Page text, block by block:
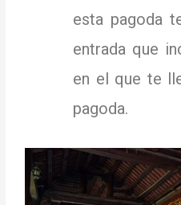
esta pagoda
entrada que
en el que te
pagoda.